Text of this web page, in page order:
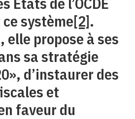
système[2].
elle propose à ses
sa stratégie
d’instaurer des
et
faveur du